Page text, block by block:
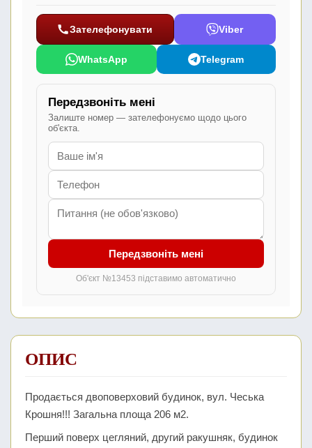
Зателефонувати Viber
WhatsApp Telegram
Передзвоніть мені
Залиште номер — зателефонуємо щодо цього
об'єкта.
Передзвоніть мені
Об'єкт №13453 підставимо автоматично
ОПИС
Продається двоповерховий будинок, вул. Чеська
Крошня!!! Загальна площа 206 м2.
Перший поверх цегляний, другий ракушняк, будинок